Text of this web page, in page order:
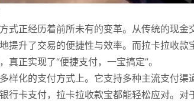
式正经历着前所未有的变革。从传统的现金
提升了交易的便捷性与效率。而拉卡拉收款
正实现了“便捷支付，一宝搞定”。
样化的支付方式上。它支持多种主流支付渠
行卡支付，拉卡拉收款宝都能轻松应对。对